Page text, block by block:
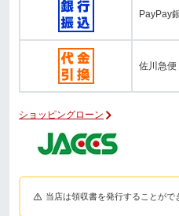
PayPay
佐川急便
ショッピングローン
当店は領収書を発行することがで